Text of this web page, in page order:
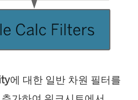
에 대한 일반 차원 필터를